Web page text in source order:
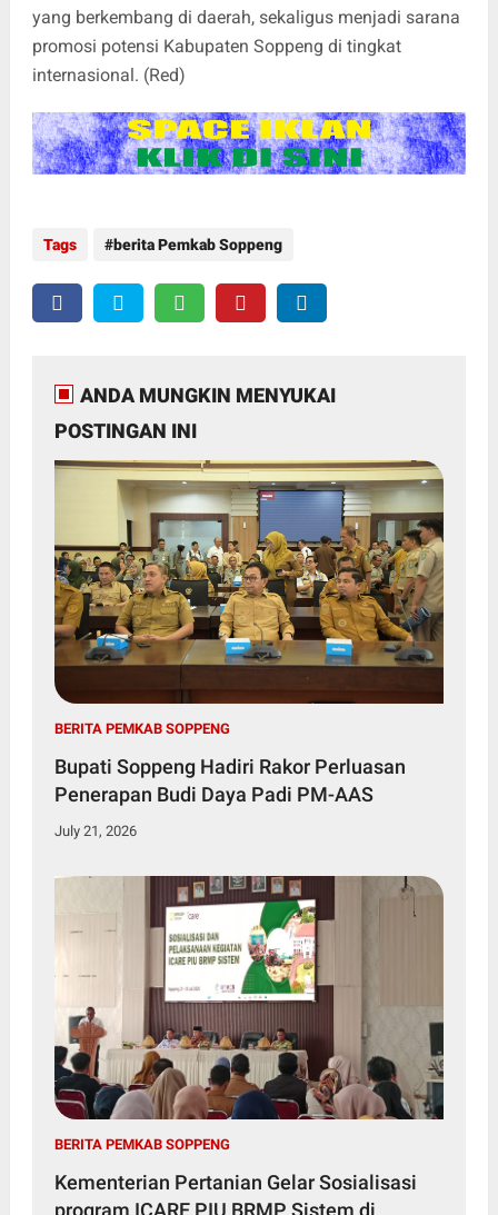
yang berkembang di daerah, sekaligus menjadi sarana
promosi potensi Kabupaten Soppeng di tingkat
internasional. (Red)
Tags berita Pemkab Soppeng
ANDA MUNGKIN MENYUKAI
POSTINGAN INI
BERITA PEMKAB SOPPENG
Bupati Soppeng Hadiri Rakor Perluasan
Penerapan Budi Daya Padi PM-AAS
July 21, 2026
BERITA PEMKAB SOPPENG
Kementerian Pertanian Gelar Sosialisasi
program ICARE PIU BRMP Sistem di